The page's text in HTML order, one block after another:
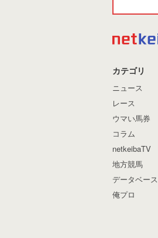
カテゴリ
ニュース
レース
ウマい馬券
コラム
netkeibaTV
地方競馬
データベース
俺プロ